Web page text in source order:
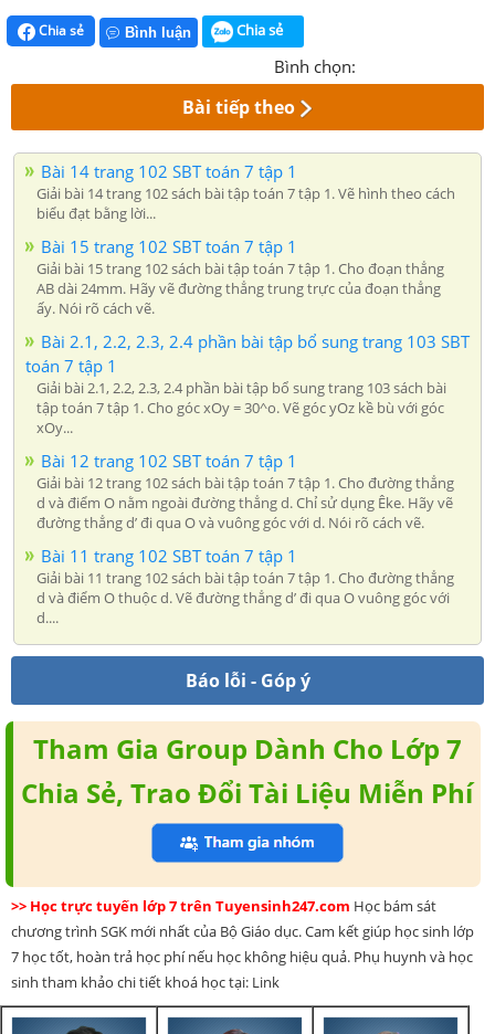
Chia sẻ Bình luận Chia sẻ
Bình chọn:
Bài tiếp theo
Bài 14 trang 102 SBT toán 7 tập 1
Giải bài 14 trang 102 sách bài tập toán 7 tập 1. Vẽ hình theo cách
biểu đạt bằng lời...
Bài 15 trang 102 SBT toán 7 tập 1
Giải bài 15 trang 102 sách bài tập toán 7 tập 1. Cho đoạn thẳng
AB dài 24mm. Hãy vẽ đường thẳng trung trực của đoạn thẳng
ấy. Nói rõ cách vẽ.
Bài 2.1, 2.2, 2.3, 2.4 phần bài tập bổ sung trang 103 SBT
toán 7 tập 1
Giải bài 2.1, 2.2, 2.3, 2.4 phần bài tập bổ sung trang 103 sách bài
tập toán 7 tập 1. Cho góc xOy = 30^o. Vẽ góc yOz kề bù với góc
xOy...
Bài 12 trang 102 SBT toán 7 tập 1
Giải bài 12 trang 102 sách bài tập toán 7 tập 1. Cho đường thẳng
d và điểm O nằm ngoài đường thẳng d. Chỉ sử dụng Êke. Hãy vẽ
đường thẳng d’ đi qua O và vuông góc với d. Nói rõ cách vẽ.
Bài 11 trang 102 SBT toán 7 tập 1
Giải bài 11 trang 102 sách bài tập toán 7 tập 1. Cho đường thẳng
d và điểm O thuộc d. Vẽ đường thẳng d’ đi qua O vuông góc với
d....
Báo lỗi - Góp ý
Tham Gia Group Dành Cho Lớp 7
Chia Sẻ, Trao Đổi Tài Liệu Miễn Phí
>> Học trực tuyến lớp 7 trên Tuyensinh247.com Học bám sát
chương trình SGK mới nhất của Bộ Giáo dục. Cam kết giúp học sinh lớp
7 học tốt, hoàn trả học phí nếu học không hiệu quả. Phụ huynh và học
sinh tham khảo chi tiết khoá học tại: Link